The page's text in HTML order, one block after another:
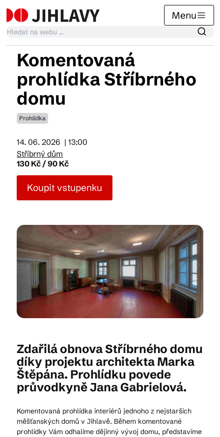
Menu
Kalendář akcí
Tradiční akce
Články
Suvenýry
Kam vyrazit
CS EN DE
© 2026 Brána Jihlavy
Komentovaná
prohlídka Stříbrného
domu
Prohlídka
14. 06. 2026 | 13:00
Stříbrný dům
130 Kč / 90 Kč
Koupit vstupenku
Zdařilá obnova Stříbrného domu
díky projektu architekta Marka
Štěpána. Prohlídku povede
průvodkyně Jana Gabrielová.
Komentovaná prohlídka interiérů jednoho z nejstarších
měšťanských domů v Jihlavě. Během komentované
prohlídky Vám odhalíme dějinný vývoj domu, představíme